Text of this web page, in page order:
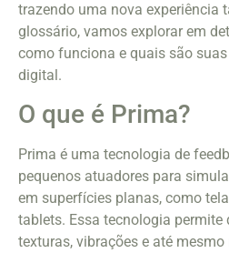
trazendo uma nova experiência
glossário, vamos explorar em
como funciona e quais são
digital.
O que é Prima?
Prima é uma tecnologia de
pequenos atuadores para
em superfícies planas, como
tablets. Essa tecnologia
texturas, vibrações e até